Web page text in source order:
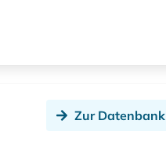
Zur Datenbank